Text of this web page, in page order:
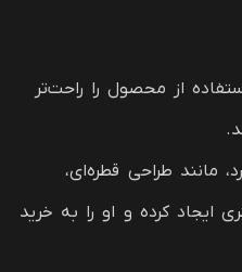
از محصول را راحت‌تر
مانند طراحی قطره‌ای،
ایجاد کرده و او را به خرید